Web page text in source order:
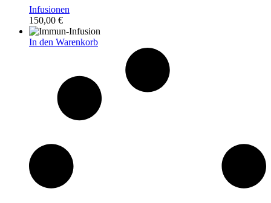
Infusionen
150,00 €
In den Warenkorb